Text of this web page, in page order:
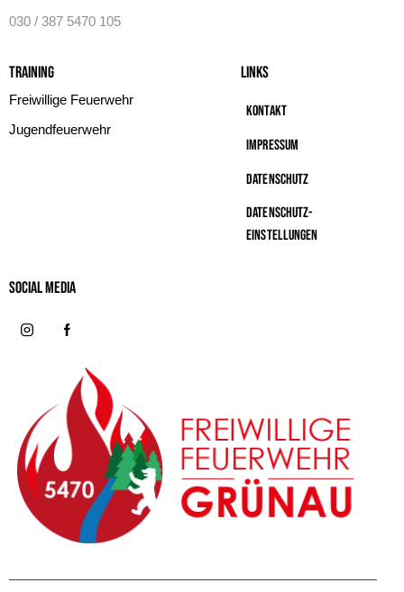
030 / 387 5470 105
Training
Freiwillige Feuerwehr
Jugendfeuerwehr
Links
Kontakt
Impressum
Datenschutz
Datenschutz-
Einstellungen
Social MeDIA